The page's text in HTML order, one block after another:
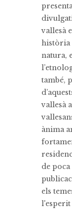
vallesà
història
natura,
també,
vallesà
ànima
de
els